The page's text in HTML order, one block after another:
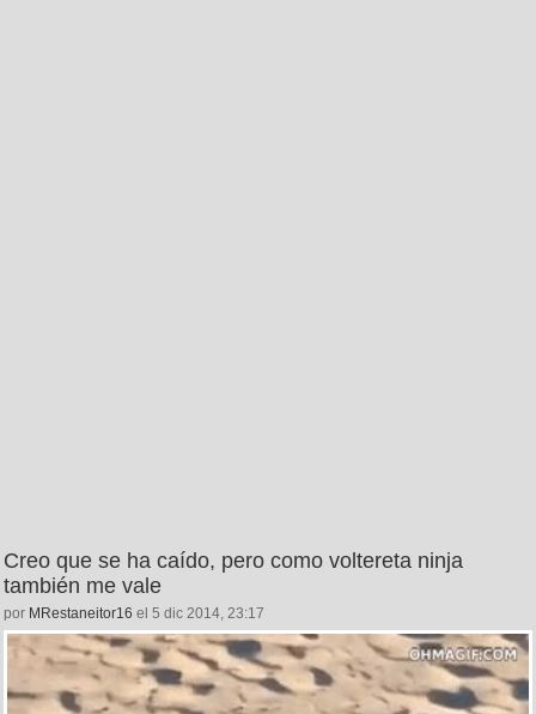
Creo que se ha caído, pero como voltereta ninja
también me vale
por MRestaneitor16 el 5 dic 2014, 23:17